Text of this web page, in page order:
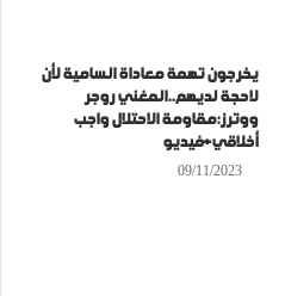
يخرجون تهمة معاداة السامية لأن
لاحجة لديهم..المغني روجر
ووترز:مقاومة الاحتلال واجب
أخلاقي+فيديو
09/11/2023